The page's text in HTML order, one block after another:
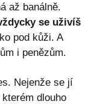
až banálně.
se uživíš
pod kůži. A
i penězům.
Nejenže se jí
dlouho